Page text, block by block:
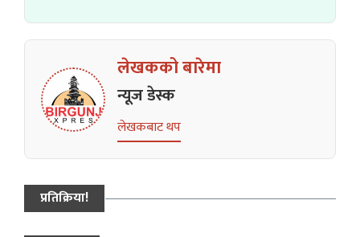
लेखकको बारेमा
न्यूज डेस्क
लेखकबाट थप
प्रतिक्रिया!